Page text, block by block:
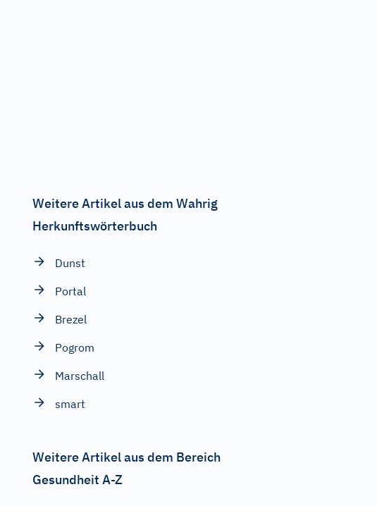
Weitere Artikel aus dem Wahrig
Herkunftswörterbuch
Dunst
Portal
Brezel
Pogrom
Marschall
smart
Weitere Artikel aus dem Bereich
Gesundheit A-Z